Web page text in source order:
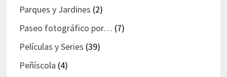
Parques y Jardines (2)
Paseo fotográfico por… (7)
Películas y Series (39)
Peñíscola (4)